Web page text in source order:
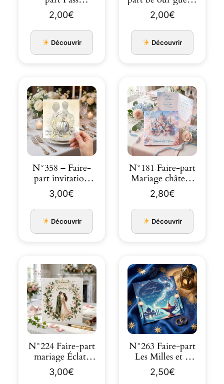
Magique
Invitation VIP
M…
2,00€
Découvrir
Chateau pass ti…
2,00€
Découvrir
N°358 – Faire-
part invitation
Cendrillon
citrou…
3,00€
Découvrir
N°181 Faire-part
Mariage château
or rose Royal
tendres…
2,80€
Découvrir
N°224 Faire-part
mariage Éclats
d’Amour royal
3,00€
N°263 Faire-part
Les Milles et 1
Nuit Aladdin
mariage
2,50€